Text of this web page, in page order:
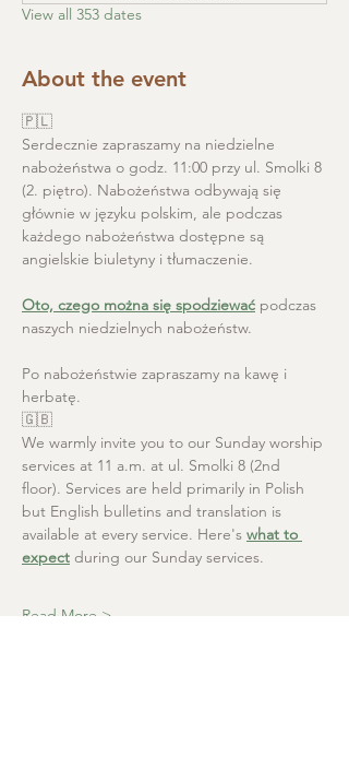
View all 353 dates
About the event
🇵🇱
Serdecznie zapraszamy na niedzielne
nabożeństwa o godz. 11:00 przy ul. Smolki 8
(2. piętro). Nabożeństwa odbywają się
głównie w języku polskim, ale podczas
każdego nabożeństwa dostępne są
angielskie biuletyny i tłumaczenie.
Oto, czego można się spodziewać podczas
naszych niedzielnych nabożeństw.
Po nabożeństwie zapraszamy na kawę i
herbatę.
🇬🇧
We warmly invite you to our Sunday worship
services at 11 a.m. at ul. Smolki 8 (2nd
floor). Services are held primarily in Polish
but English bulletins and translation is
available at every service. Here's what to
expect during our Sunday services.
Read More >